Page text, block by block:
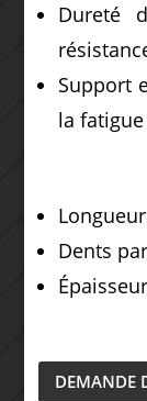
Dureté
Support
la fatigue
Dents
DEMANDE